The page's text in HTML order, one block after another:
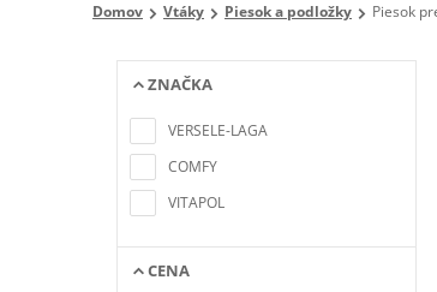
Domov Vtáky Piesok a podložky Piesok
ZNAČKA
zodpovedajúce kritériám
VERSELE-LAGA
COMFY
VITAPOL
CENA